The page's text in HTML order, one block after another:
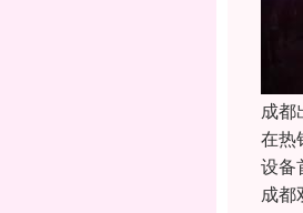
成都
在热
设备
成都